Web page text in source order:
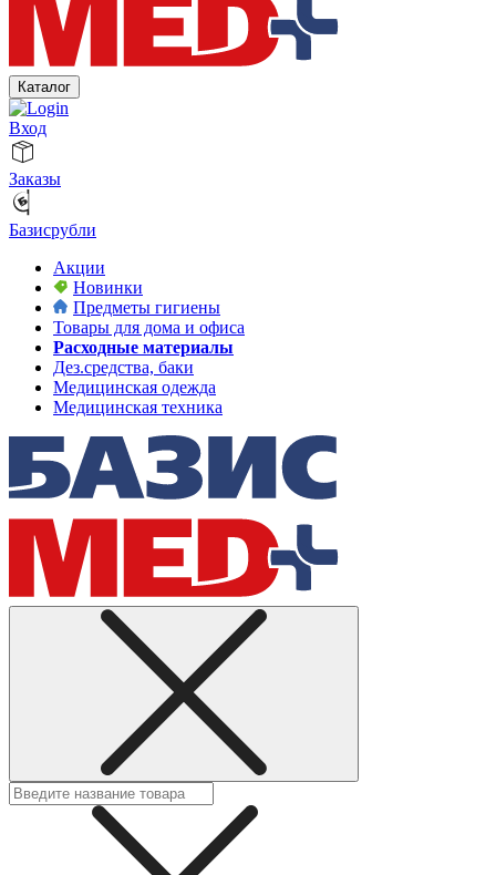
Каталог
Вход
Заказы
Базисрубли
Акции
Новинки
Предметы гигиены
Товары для дома и офиса
Расходные материалы
Дез.средства, баки
Медицинская одежда
Медицинская техника